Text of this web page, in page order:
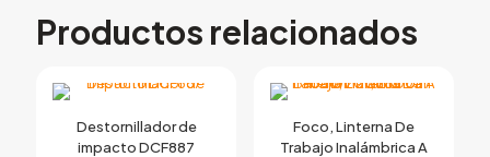
Productos relacionados
Destornillador de
impacto DCF887
Foco, Linterna De
Trabajo Inalámbrica A